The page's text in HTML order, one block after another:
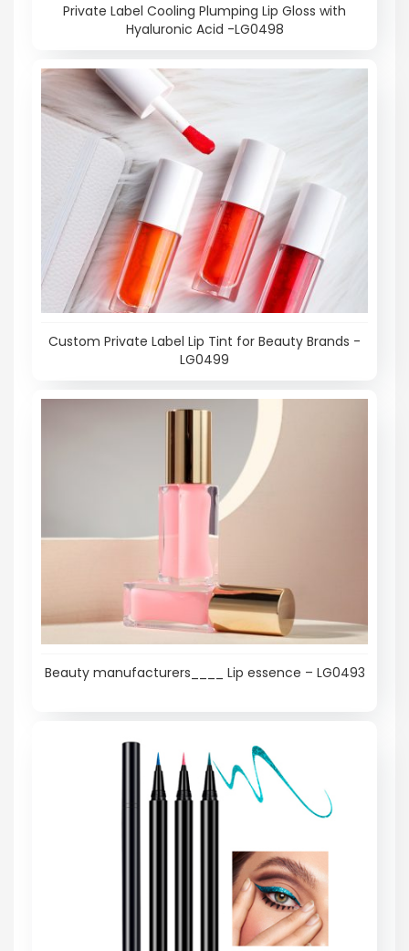
Private Label Cooling Plumping Lip Gloss with
Hyaluronic Acid -LG0498
Custom Private Label Lip Tint for Beauty Brands -
LG0499
Beauty manufacturers____ Lip essence – LG0493